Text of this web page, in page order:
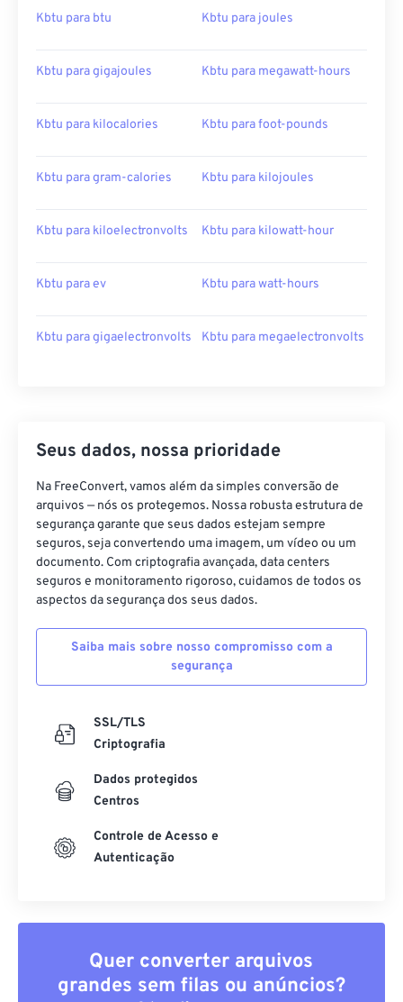
Kbtu para btu Kbtu para joules
Kbtu para gigajoules Kbtu para megawatt-hours
Kbtu para kilocalories Kbtu para foot-pounds
Kbtu para gram-calories Kbtu para kilojoules
Kbtu para kiloelectronvolts Kbtu para kilowatt-hour
Kbtu para ev Kbtu para watt-hours
Kbtu para gigaelectronvolts Kbtu para megaelectronvolts
Seus dados, nossa prioridade
Na FreeConvert, vamos além da simples conversão de
arquivos — nós os protegemos. Nossa robusta estrutura de
segurança garante que seus dados estejam sempre
seguros, seja convertendo uma imagem, um vídeo ou um
documento. Com criptografia avançada, data centers
seguros e monitoramento rigoroso, cuidamos de todos os
aspectos da segurança dos seus dados.
Saiba mais sobre nosso compromisso com a
segurança
SSL/TLS
Criptografia
Dados protegidos
Centros
Controle de Acesso e
Autenticação
Quer converter arquivos
grandes sem filas ou anúncios?